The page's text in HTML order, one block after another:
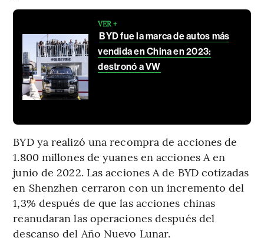
VER +
BYD fue la marca de autos más
vendida en China en 2023:
destronó a VW
BYD ya realizó una recompra de acciones de
1.800 millones de yuanes en acciones A en
junio de 2022. Las acciones A de BYD cotizadas
en Shenzhen cerraron con un incremento del
1,3% después de que las acciones chinas
reanudaran las operaciones después del
descanso del Año Nuevo Lunar.